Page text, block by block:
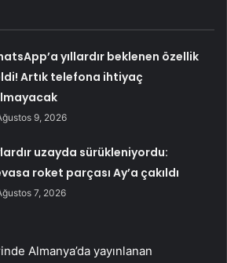
yıllardır beklenen özellik
Artık telefona ihtiyaç
9, 2026
uzayda sürükleniyordu:
roket parçası Ay’a çakıldı
7, 2026
Almanya’da yayınlanan